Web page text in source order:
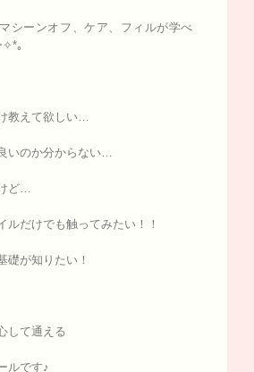
シーンオフ、ケア、フィルが学べ
✧*｡
教えて欲しい…
いのか分からない…
ど…
ルだけでも触ってみたい！！
礎が知りたい！
して通える
ルです♪